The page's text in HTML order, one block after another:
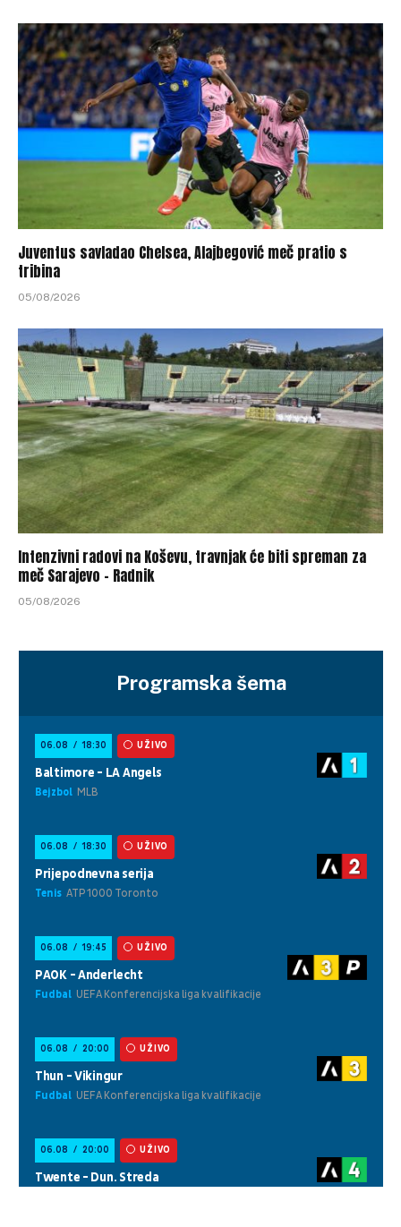
Juventus savladao Chelsea, Alajbegović meč pratio s
tribina
05/08/2026
Intenzivni radovi na Koševu, travnjak će biti spreman za
meč Sarajevo – Radnik
05/08/2026
Programska šema